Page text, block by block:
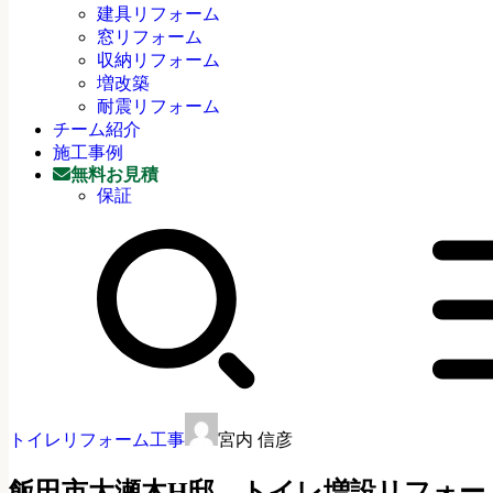
建具リフォーム
窓リフォーム
収納リフォーム
増改築
耐震リフォーム
チーム紹介
施工事例
無料お見積
保証
トイレリフォーム工事 宮内 信彦